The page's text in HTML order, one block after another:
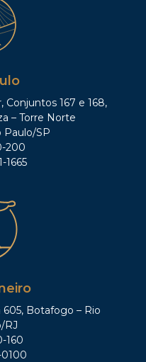
Conjuntos 167 e 168,
– Torre Norte
Paulo/SP
200
1665
605, Botafogo – Rio
RJ
160
0100